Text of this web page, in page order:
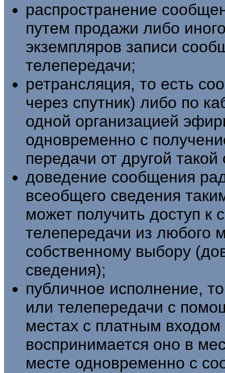
распространение
путем продажи либо
экземпляров записи
телепередачи;
ретрансляция, то есть
через спутник) либо по
одной организацией
одновременно с
передачи от другой такой
доведение сообщения
всеобщего сведения
может получить доступ
телепередачи из любого
собственному выбору
сведения);
публичное исполнение,
или телепередачи с
местах с платным входом
воспринимается оно в
месте одновременно с